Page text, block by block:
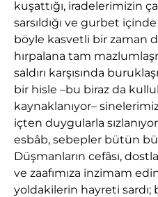
kuşattığı, iradelerimizin
sarsıldığı ve gurbet
böyle kasvetli bir zaman
hırpalana tam
saldırı karşısında
bir hisle –bu biraz da
kaynaklanıyor–
içten duygularla
esbâb, sebepler bütün
Düşmanların cefâsı,
ve zaafımıza inzimam
yoldakilerin hayreti sardı;